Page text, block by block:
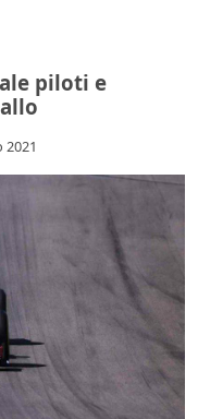
piloti e
2021